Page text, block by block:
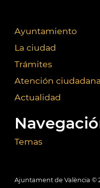
Ayuntamiento
La ciudad
Trámites
Atención ciudadana
Actualidad
Temas
Ajuntament de València ©